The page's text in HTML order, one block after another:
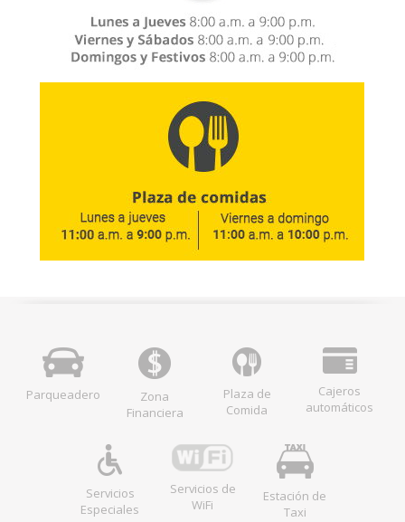
Parqueadero
Zona
Financiera
Plaza de
Comida
Cajeros
automáticos
Servicios
Especiales
Servicios de
WiFi
Estación de
Taxi